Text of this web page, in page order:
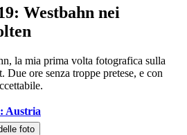
Westbahn nei
la mia prima volta fotografica sulla
Due ore senza troppe pretese, e con
Austria
foto